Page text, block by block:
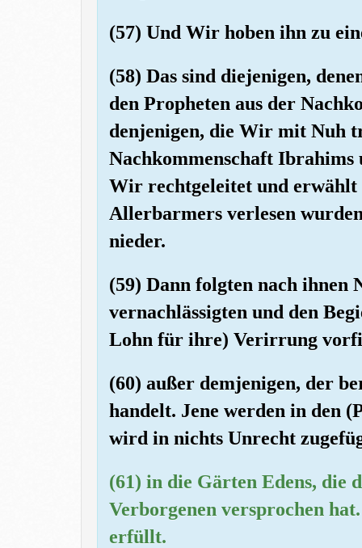
(57) Und Wir hoben ihn zu
(58) Das sind diejenigen,
den Propheten aus der
denjenigen, die Wir mit Nuh
Nachkommenschaft
Wir rechtgeleitet und erwählt
Allerbarmers verlesen
nieder.
(59) Dann folgten nach ihnen
vernachlässigten und den
Lohn für ihre) Verirrung
(60) außer demjenigen, der
handelt. Jene werden in den
wird in nichts Unrecht
(61) in die Gärten Edens, die
Verborgenen versprochen
erfüllt.